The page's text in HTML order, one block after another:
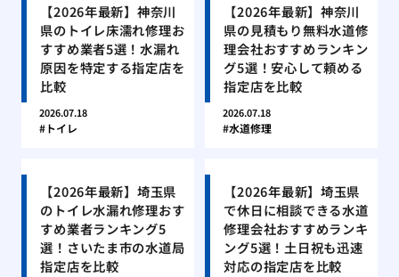
【2026年最新】神奈川
県のトイレ床濡れ修理お
すすめ業者5選！水漏れ
原因を特定する指定店を
比較
2026.07.18
トイレ
【2026年最新】神奈川
県の見積もり無料水道修
理会社おすすめランキン
グ5選！安心して頼める
指定店を比較
2026.07.18
水道修理
【2026年最新】埼玉県
のトイレ水漏れ修理おす
すめ業者ランキング5
選！さいたま市の水道局
指定店を比較
【2026年最新】埼玉県
で休日に相談できる水道
修理会社おすすめランキ
ング5選！土日祝も迅速
対応の指定店を比較